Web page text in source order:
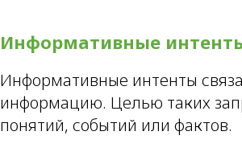
Информативные
Информативные интенты
информацию. Целью таких
понятий, событий или фактов.